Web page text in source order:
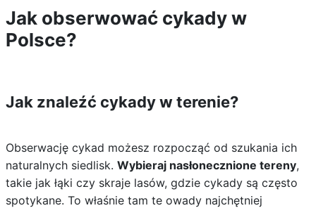
Jak obserwować cykady w
Polsce?
Jak znaleźć cykady w terenie?
Obserwację cykad możesz rozpocząć od szukania ich
naturalnych siedlisk. Wybieraj nasłonecznione tereny,
takie jak łąki czy skraje lasów, gdzie cykady są często
spotykane. To właśnie tam te owady najchętniej